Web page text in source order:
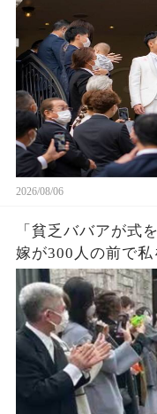
2026/08/06
「貧乏ババアが式
嫁が300人の前で
か」私「ごめん」
明かされ嫁は顔面